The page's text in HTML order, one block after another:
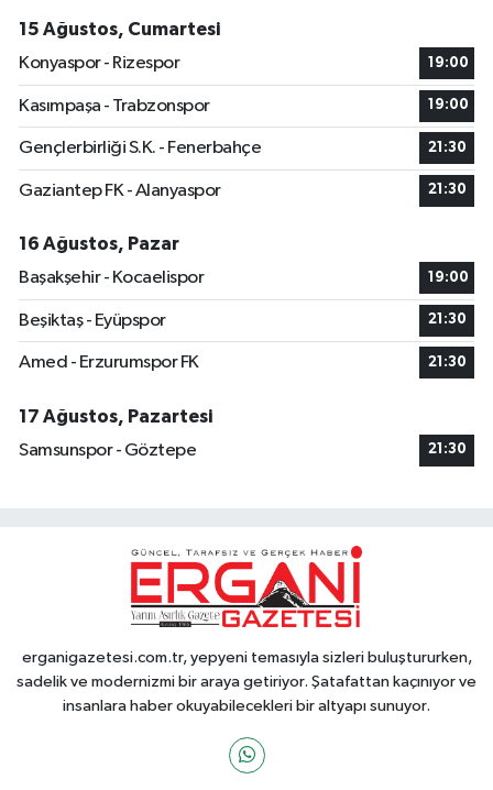
15 Ağustos, Cumartesi
Konyaspor - Rizespor
19:00
Kasımpaşa - Trabzonspor 19:00
Gençlerbirliği S.K. - Fenerbahçe 21:30
Gaziantep FK - Alanyaspor 21:30
16 Ağustos, Pazar
Başakşehir - Kocaelispor
19:00
Beşiktaş - Eyüpspor 21:30
Amed - Erzurumspor FK 21:30
17 Ağustos, Pazartesi
Samsunspor - Göztepe
21:30
erganigazetesi.com.tr, yepyeni temasıyla sizleri buluştururken,
sadelik ve modernizmi bir araya getiriyor. Şatafattan kaçınıyor ve
insanlara haber okuyabilecekleri bir altyapı sunuyor.